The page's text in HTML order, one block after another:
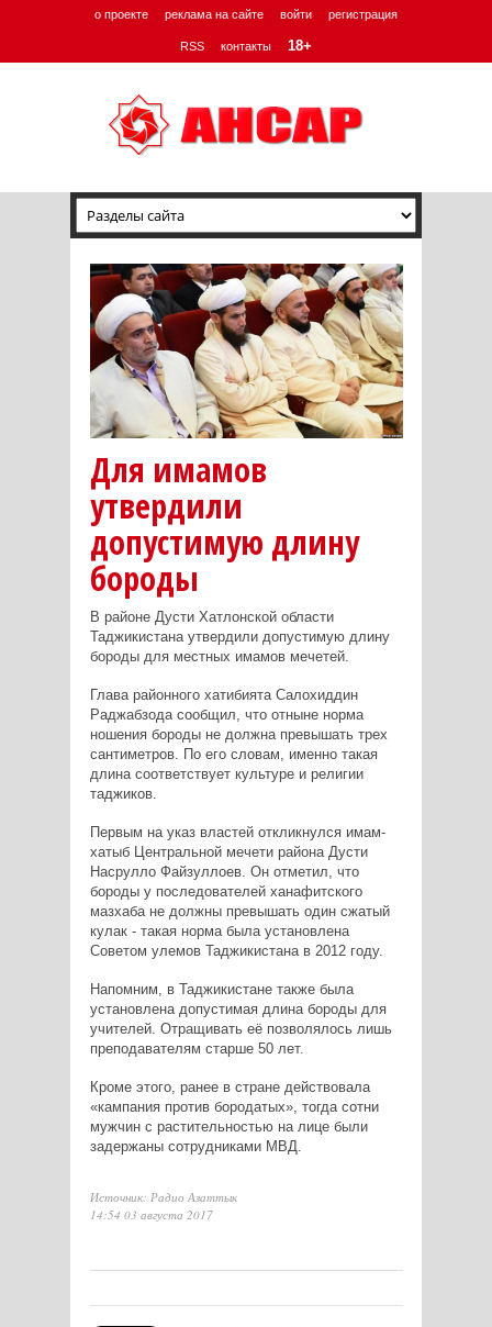
о проекте реклама на сайте войти регистрация
RSS контакты 18+
Для имамов
утвердили
допустимую длину
бороды
В районе Дусти Хатлонской области
Таджикистана утвердили допустимую длину
бороды для местных имамов мечетей.
Глава районного хатибията Салохиддин
Раджабзода сообщил, что отныне норма
ношения бороды не должна превышать трех
сантиметров. По его словам, именно такая
длина соответствует культуре и религии
таджиков.
Первым на указ властей откликнулся имам-
хатыб Центральной мечети района Дусти
Насрулло Файзуллоев. Он отметил, что
бороды у последователей ханафитского
мазхаба не должны превышать один сжатый
кулак - такая норма была установлена
Советом улемов Таджикистана в 2012 году.
Напомним, в Таджикистане также была
установлена допустимая длина бороды для
учителей. Отращивать её позволялось лишь
преподавателям старше 50 лет.
Кроме этого, ранее в стране действовала
«кампания против бородатых», тогда сотни
мужчин с растительностью на лице были
задержаны сотрудниками МВД.
Источник: Радио Азаттык
14:54 03 августа 2017